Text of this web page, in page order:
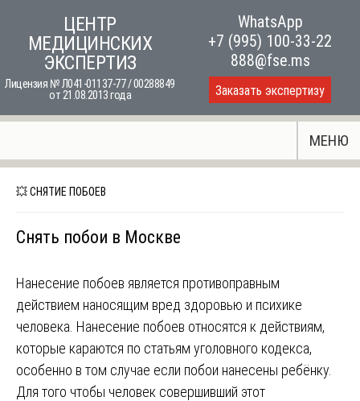
content
ЦЕНТР
МЕДИЦИНСКИХ
ЭКСПЕРТИЗ
Лицензия № Л041-01137-77 / 00288849
от 21.08.2013 года
WhatsApp
+7 (995) 100-33-22
888@fse.ms
Заказать экспертизу
МЕНЮ
💥 СНЯТИЕ ПОБОЕВ
Снять побои в Москве
Нанесение побоев является противоправным
действием наносящим вред здоровью и психике
человека. Нанесение побоев относятся к действиям,
которые караются по статьям уголовного кодекса,
особенно в том случае если побои нанесены ребёнку.
Для того чтобы человек совершивший этот